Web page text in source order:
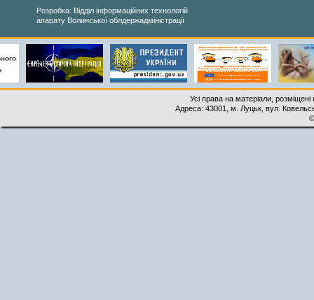
Розробка: Відділ інформаційних технологій
апарату Волинської облдержадміністрації
Усі права на матеріали,
Адреса: 43001, м. Луцьк, вул.